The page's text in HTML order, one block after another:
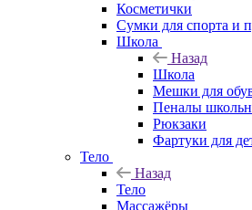
Косметички
Сумки для спорта и
Школа
Назад
Школа
Мешки для
Пеналы
Рюкзаки
Фартуки для
Тело
Назад
Тело
Массажёры